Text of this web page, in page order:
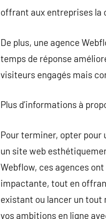
offrant aux entreprises la
De plus, une agence
temps de réponse
visiteurs engagés mais
Plus d’informations à
Pour terminer, opter pour
un site web
Webflow, ces agences
impactante, tout en
existant ou lancer un tout
vos ambitions en ligne